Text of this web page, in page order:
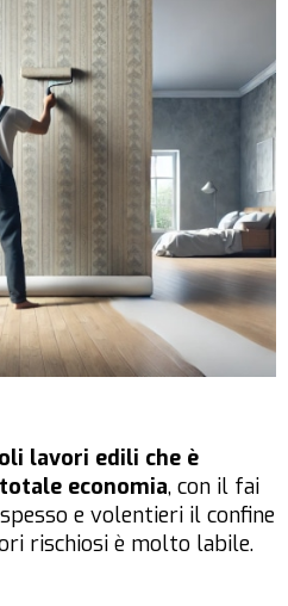
lavori edili che è
economia, con il fai
e volentieri il confine
rischiosi è molto labile.